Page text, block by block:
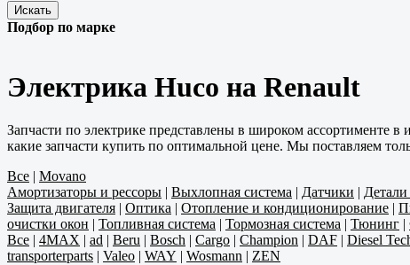
Подбор по марке
Электрика Huco на Renault
Запчасти по электрике представлены в широком ассортименте
какие запчасти купить по оптимальной цене. Мы поставляем
Все | Movano
Амортизаторы и рессоры | Выхлопная система | Датчики | Детали
Защита двигателя | Оптика | Отопление и кондиционирование |
очистки окон | Топливная система | Тормозная система | Тюнинг |
Все | 4MAX | ad | Beru | Bosch | Cargo | Champion | DAF | Diesel
transporterparts | Valeo | WAY | Wosmann | ZEN